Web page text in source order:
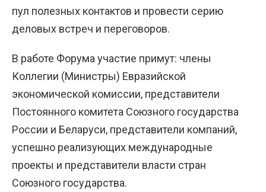
пул полезных контактов и провести серию
деловых встреч и переговоров.
В работе Форума участие примут: члены
Коллегии (Министры) Евразийской
экономической комиссии, представители
Постоянного комитета Союзного государства
России и Беларуси, представители компаний,
успешно реализующих международные
проекты и представители власти стран
Союзного государства.